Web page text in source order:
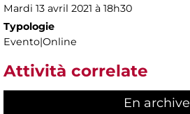
Mardi 13 avril 2021 à 18h30
Typologie
Evento|Online
Attività correlate
En archive